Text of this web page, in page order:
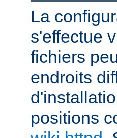
La
s'effectue
fichiers
endroits
positions